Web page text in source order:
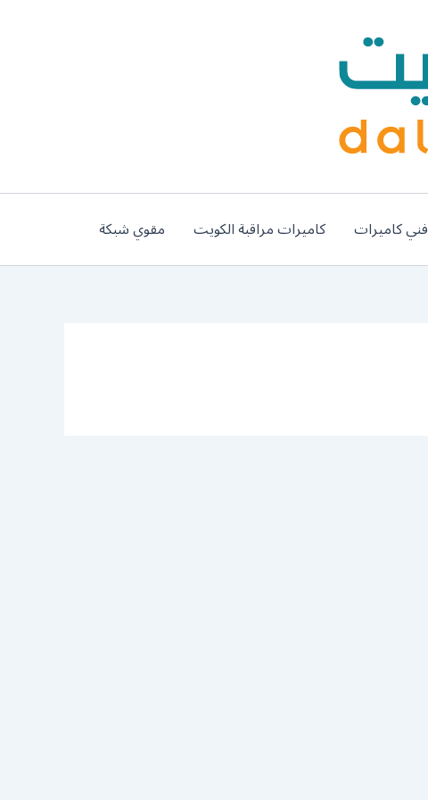
فني كاميرات كاميرات مراقبة الكويت مقوي شبكة